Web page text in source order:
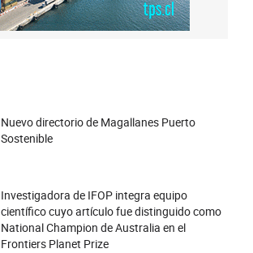
Nuevo directorio de Magallanes Puerto
Sostenible
Investigadora de IFOP integra equipo
científico cuyo artículo fue distinguido como
National Champion de Australia en el
Frontiers Planet Prize